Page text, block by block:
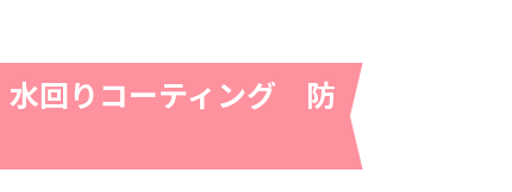
回りコーティング 防